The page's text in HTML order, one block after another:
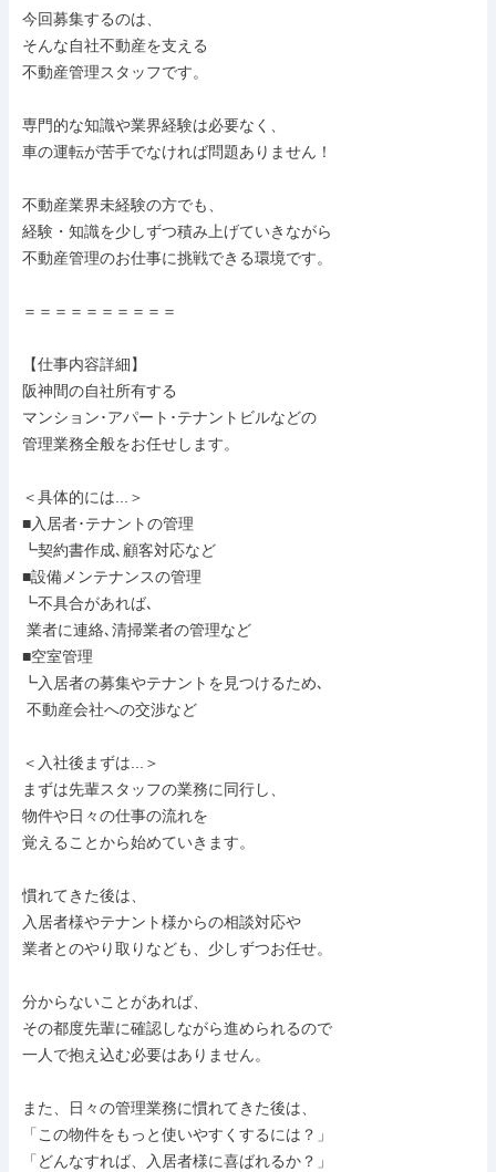
今回募集するのは、
そんな自社不動産を支える
不動産管理スタッフです。
専門的な知識や業界経験は必要なく、
車の運転が苦手でなければ問題ありません！
不動産業界未経験の方でも、
経験・知識を少しずつ積み上げていきながら
不動産管理のお仕事に挑戦できる環境です。
＝＝＝＝＝＝＝＝＝＝
【仕事内容詳細】
阪神間の自社所有する
マンション･アパート･テナントビルなどの
管理業務全般をお任せします。
＜具体的には...＞
■入居者･テナントの管理
┗契約書作成､顧客対応など
■設備メンテナンスの管理
┗不具合があれば､
■空室管理
┗入居者の募集やテナントを見つけるため､
＜入社後まずは...＞
まずは先輩スタッフの業務に同行し、
物件や日々の仕事の流れを
覚えることから始めていきます。
慣れてきた後は、
入居者様やテナント様からの相談対応や
業者とのやり取りなども、少しずつお任せ。
分からないことがあれば、
その都度先輩に確認しながら進められるので
一人で抱え込む必要はありません。
また、日々の管理業務に慣れてきた後は、
「この物件をもっと使いやすくするには？」
「どんなすれば、入居者様に喜ばれるか？」